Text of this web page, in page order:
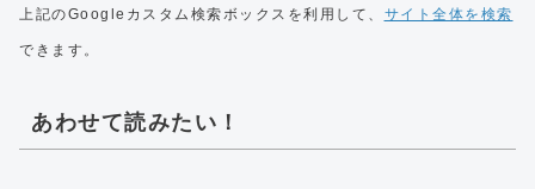
上記のGoogleカスタム検索ボックスを利用して、 サイト全体を検索
できます。
あわせて読みたい！